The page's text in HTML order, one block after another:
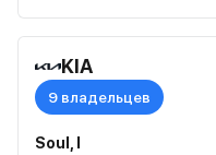
KIA
9 владельцев
Soul, I